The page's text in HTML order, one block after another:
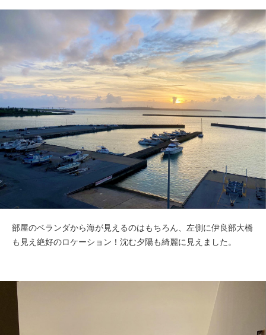
部屋のベランダから海が見えるのはもちろん、左側に伊良部大橋
も見え絶好のロケーション！沈む夕陽も綺麗に見えました。